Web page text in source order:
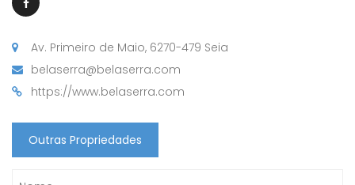
Av. Primeiro de Maio, 6270-479 Seia
belaserra@belaserra.com
https://www.belaserra.com
Outras Propriedades